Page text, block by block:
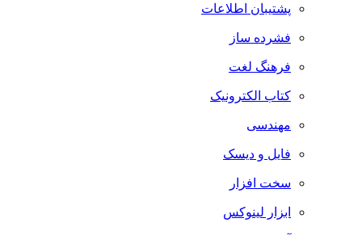
پشتیبان اطلاعات
فشرده ساز
فرهنگ لغت
کتاب الکترونیک
مهندسی
فایل و دیسک
سخت افزار
ابزار لینوکس